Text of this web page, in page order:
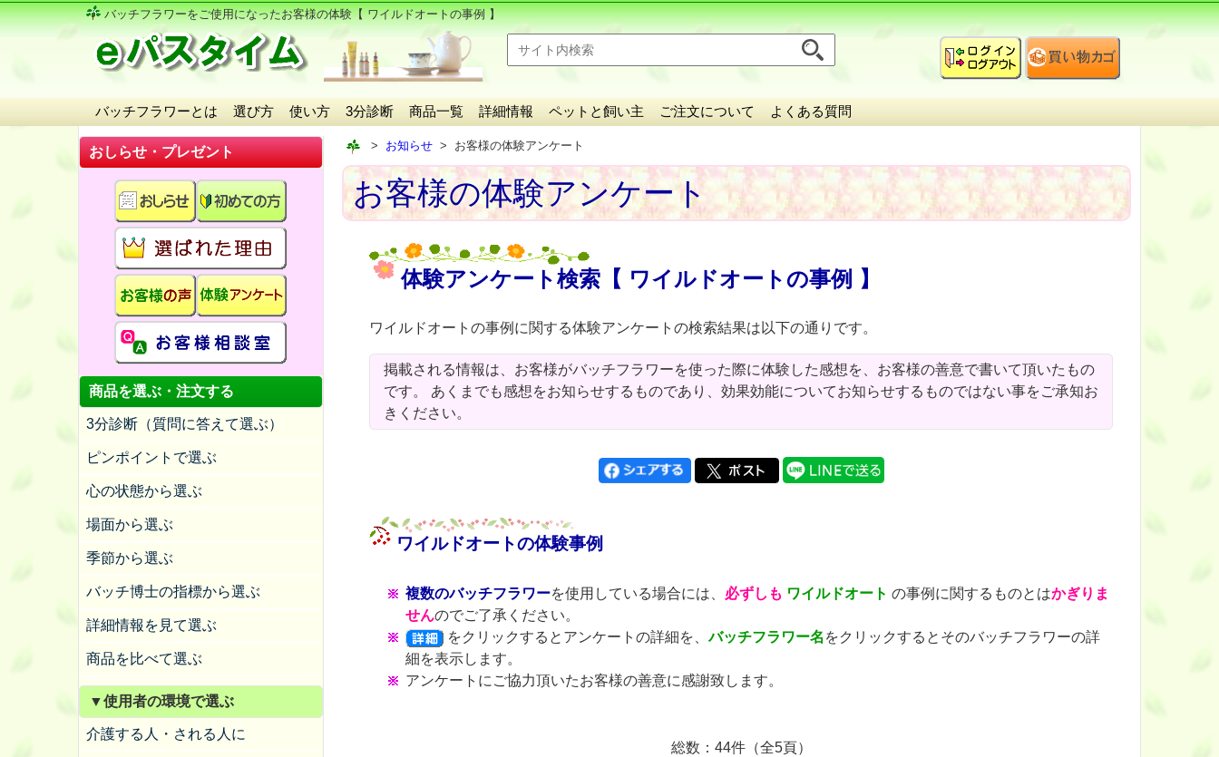
バッチフラワーをご使用になったお客様の体験【 ワイルドオートの事例 】
バッチフラワーとは 選び方 使い方 3分診断 商品一覧 詳細情報 ペットと飼い主 ご注文について よくある質問
おしらせ・プレゼント
商品を選ぶ・注文する
3分診断（質問に答えて選ぶ）
ピンポイントで選ぶ
心の状態から選ぶ
場面から選ぶ
季節から選ぶ
バッチ博士の指標から選ぶ
詳細情報を見て選ぶ
商品を比べて選ぶ
▼使用者の環境で選ぶ
介護する人・される人に
お知らせ お客様の体験アンケート
お客様の体験アンケート
体験アンケート検索【 ワイルドオートの事例 】
ワイルドオートの事例に関する体験アンケートの検索結果は以下の通りです。
掲載される情報は、お客様がバッチフラワーを使った際に体験した感想を、お客様の善意で書いて頂いたもの
です。 あくまでも感想をお知らせするものであり、効果効能についてお知らせするものではない事をご承知お
きください。
ワイルドオートの体験事例
複数のバッチフラワーを使用している場合には、 必ずしも ワイルドオートの事例に関するものとはかぎりま
せんのでご了承ください。
をクリックするとアンケートの詳細を、バッチフラワー名 をクリックするとそのバッチフラワーの詳
細を表示します。
アンケートにご協力頂いたお客様の善意に感謝致します。
総数：44件（全5頁）